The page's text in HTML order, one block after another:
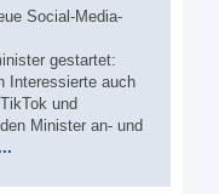
Social-Media-
gestartet:
Interessierte auch
und
Minister an- und